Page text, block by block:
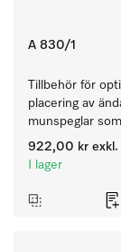
A 830/1
Tillbehör för
placering av
munspeglar
isär.
922,00 kr exkl.
I lager